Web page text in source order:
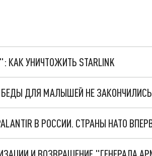
УНИЧТОЖИТЬ STARLINK
ДЛЯ МАЛЫШЕЙ НЕ ЗАКОНЧИЛИСЬ